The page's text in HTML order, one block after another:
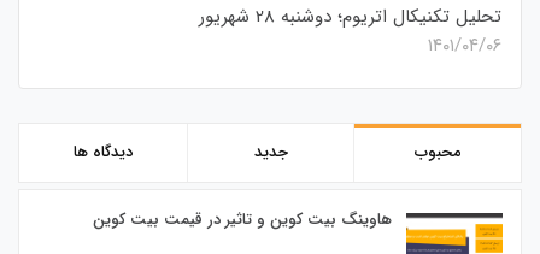
تحلیل تکنیکال اتریوم؛ دوشنبه 28 شهریور
۱۴۰۱/۰۴/۰۶
محبوب جدید دیدگاه ها
هاوینگ بیت کوین و تاثیر در قیمت بیت کوین